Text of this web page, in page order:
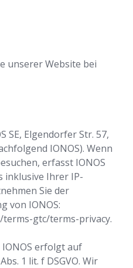
unserer Website bei
SE, Elgendorfer Str. 57,
IONOS). Wenn
erfasst IONOS
inklusive Ihrer IP-
Sie der
von IONOS:
gtc/terms-privacy.
erfolgt auf
1 lit. f DSGVO. Wir